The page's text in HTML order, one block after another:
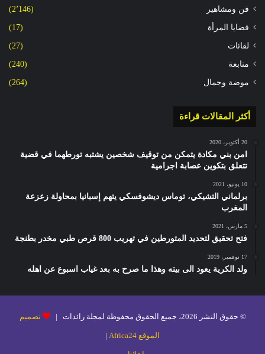
فن ومشاهير (2٬146)
قضايا المرأة (17)
لقائات (27)
متابعة (240)
موضة وجمال (264)
أكثر المقالات قراءة
20 أكتوبر، 2020
امن بني مكادة يتمكن من توقيف شخصين يشتبه تورطهما في قضية
تتعلق بتكوين عصابة اجرامية
10 يونيو، 2021
برلماني التشيكي، توماس ديشوفسكي يتهم إسبانيا بمحاولة زعزعة
المغرب
5 مارس، 2021
فتح تحقيق لتحديد المتورطين في تهريب 800 قرص طبي مخدر بطنجة
17 نوفمبر، 2019
ولد الكرية يعود الى بيته وهذا ما صرح به بعد غياب اسبوع عن اهله
© حقوق النشر 2026، جميع الحقوق محفوظة لمجلة رائدات | تصميم
الموقع Africa24 |